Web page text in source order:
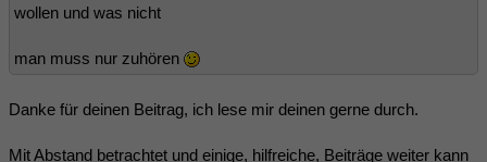
wollen und was nicht
man muss nur zuhören
Danke für deinen Beitrag, ich lese mir deinen gerne durch.
Mit Abstand betrachtet und einige, hilfreiche, Beiträge weiter kann